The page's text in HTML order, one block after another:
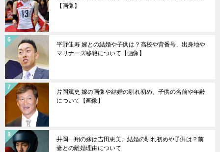
【画像】
平野佳寿 嫁との結婚や子供は？高校や背番号、出身地や
マリナーズ移籍について【画像】
片岡篤史 嫁の画像や結婚の馴れ初め、子供の名前や年齢
について【画像】
井岡一翔の嫁は吉田恵美。結婚の馴れ初めや子供は？前
妻との離婚理由について